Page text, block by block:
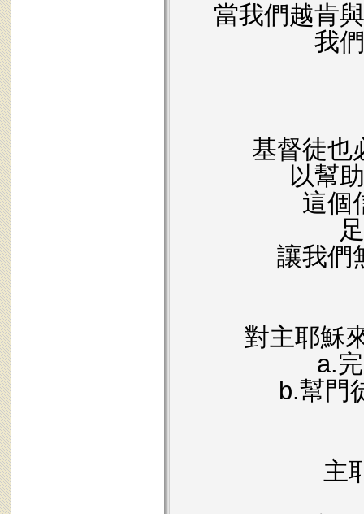
當我們越肯
我
基督徒也
以幫
這個
讓我們
對主耶穌
a.
b.幫門
主